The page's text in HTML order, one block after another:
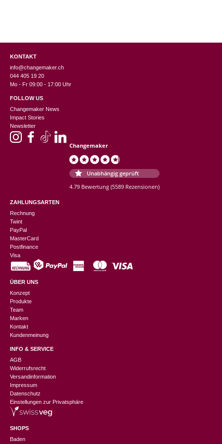
KONTAKT
info@changemaker.ch
044 405 19 20
Mo - Fr 09:00 - 17:00 Uhr
FOLLOW US
Changemaker News
Impact Stories
Newsletter
Changemaker
Unabhängig geprüft
4.79 Bewertung (5589 Rezensionen)
ZAHLUNGSARTEN
Rechnung
Twint
PayPal
MasterCard
Postfinance
Visa
ÜBER UNS
Konzept
Produkte
Team
Marken
Kontakt
Kundenmeinung
INFO & SERVICE
AGB
Widerrufsrecht
Versandinformation
Impressum
Datenschutz
Einstellungen zur Privatsphäre
SHOPS
Baden